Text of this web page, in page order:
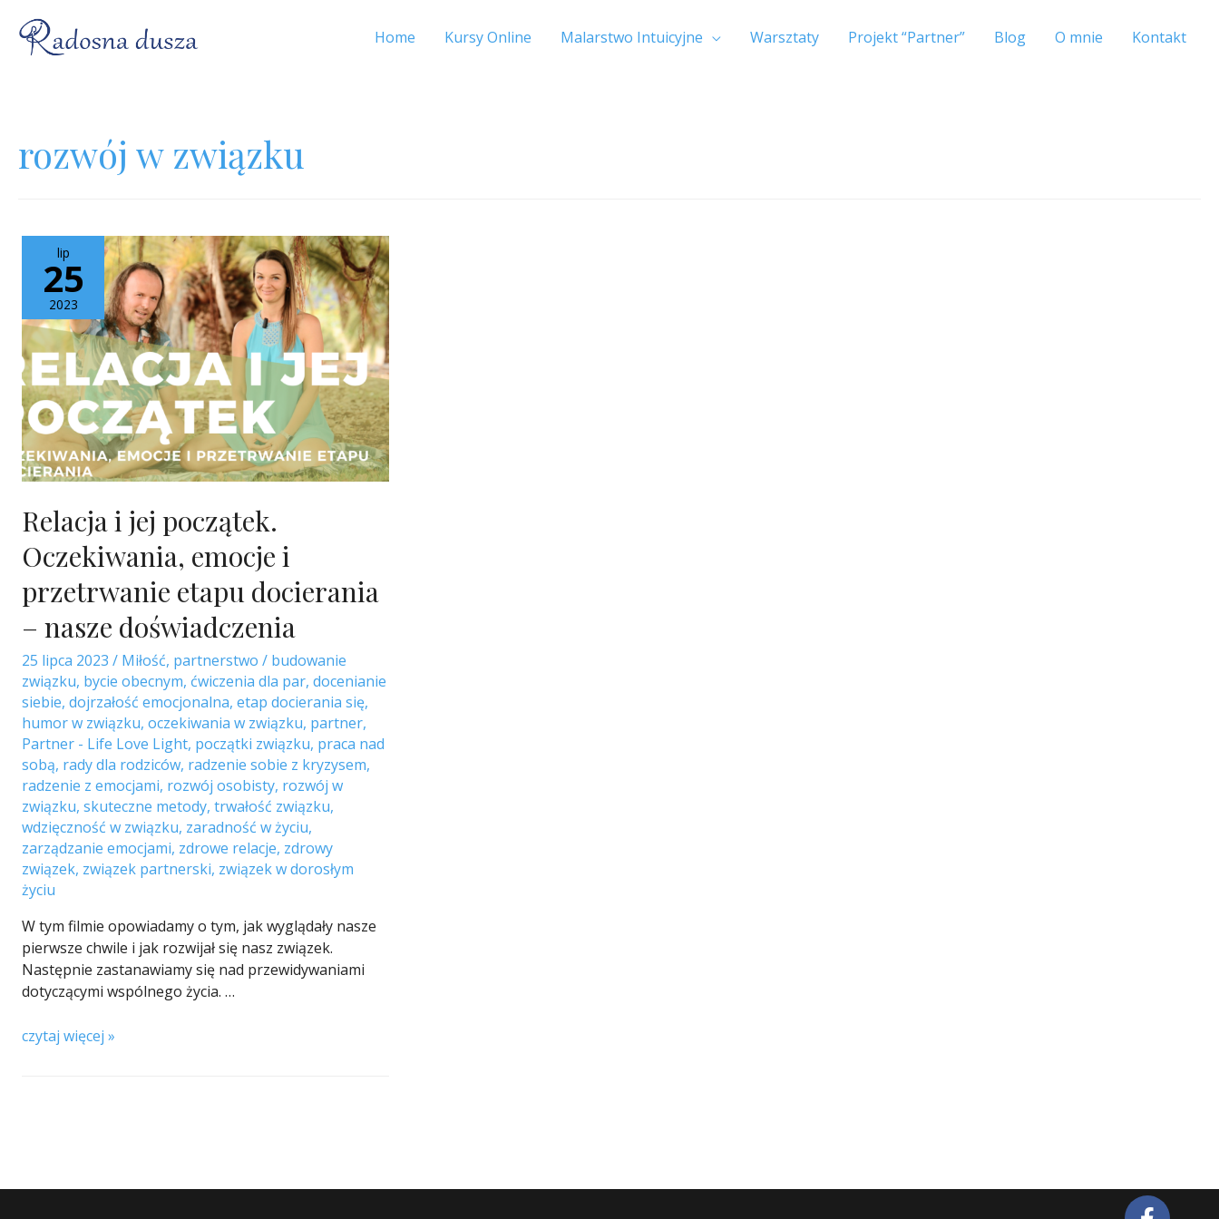
Home Kursy Online Malarstwo Intuicyjne Warsztaty Projekt “Partner” Blog O mnie Kontakt
rozwój w związku
lip
25
2023
Relacja i jej początek.
Oczekiwania, emocje i
przetrwanie etapu docierania
– nasze doświadczenia
25 lipca 2023 / Miłość, partnerstwo / budowanie
związku, bycie obecnym, ćwiczenia dla par, docenianie
siebie, dojrzałość emocjonalna, etap docierania się,
humor w związku, oczekiwania w związku, partner,
Partner - Life Love Light, początki związku, praca nad
sobą, rady dla rodziców, radzenie sobie z kryzysem,
radzenie z emocjami, rozwój osobisty, rozwój w
związku, skuteczne metody, trwałość związku,
wdzięczność w związku, zaradność w życiu,
zarządzanie emocjami, zdrowe relacje, zdrowy
związek, związek partnerski, związek w dorosłym
życiu
W tym filmie opowiadamy o tym, jak wyglądały nasze
pierwsze chwile i jak rozwijał się nasz związek.
Następnie zastanawiamy się nad przewidywaniami
dotyczącymi wspólnego życia. …
czytaj więcej »